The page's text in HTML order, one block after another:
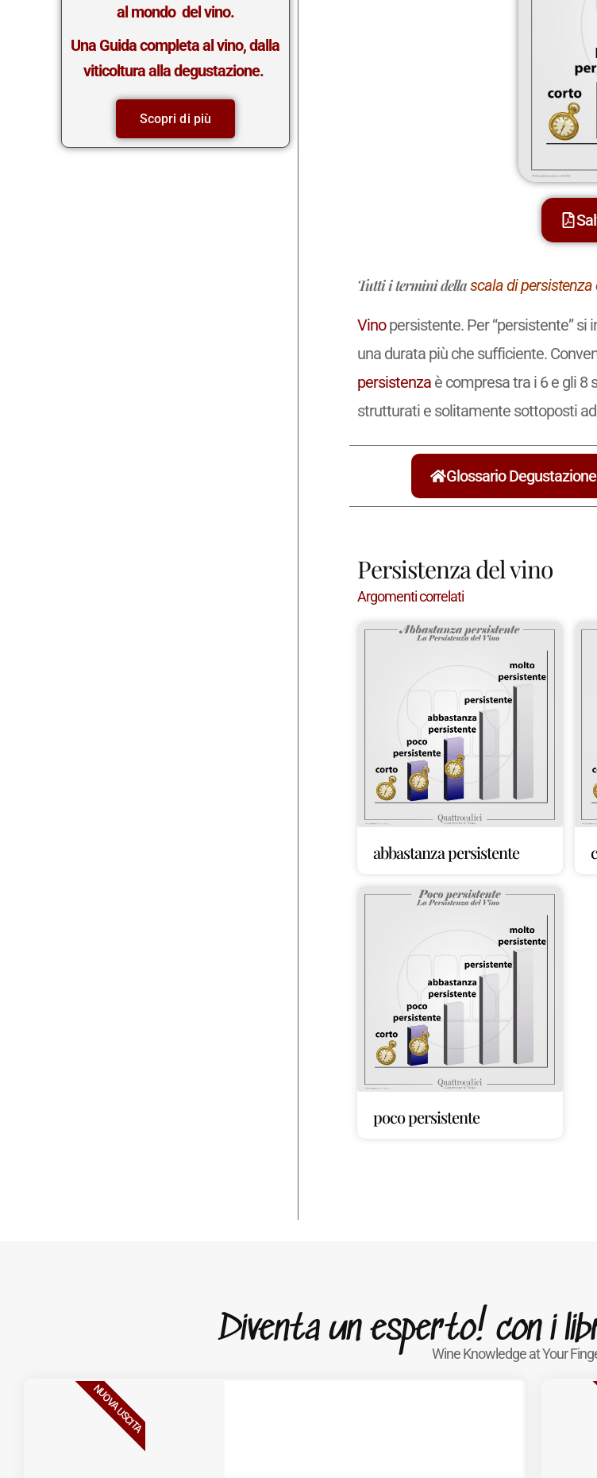
al mondo del vino.
Una Guida completa al vino, dalla
viticoltura alla degustazione.
Scopri di più
Tutti i termini dellascala di persistenza
Vinopersistente. Per “persistente” si
una durata più che sufficiente.
persistenza è compresa tra i 6 e gli 8
strutturati e solitamente sottoposti
Glossario Degustazione
Persistenza del vino
Argomenti correlati
abbastanza persistente
poco persistente
Diventa un esperto! con i
Wine Knowledge at Your
NUOVA USCITA